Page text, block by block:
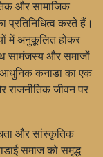
और सामाजिक
प्रतिनिधित्व करते हैं।
में अनुकूलित होकर
सामंजस्य और समाजों
आधुनिक कनाडा का एक
राजनीतिक जीवन पर
और सांस्कृतिक
समाज को समृद्ध